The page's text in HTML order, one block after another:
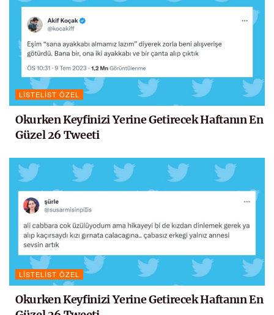
LISTELIST ÖZEL
Okurken Keyfinizi Yerine Getirecek Haftanın En
Güzel 26 Tweeti
LISTELIST ÖZEL
Okurken Keyfinizi Yerine Getirecek Haftanın En